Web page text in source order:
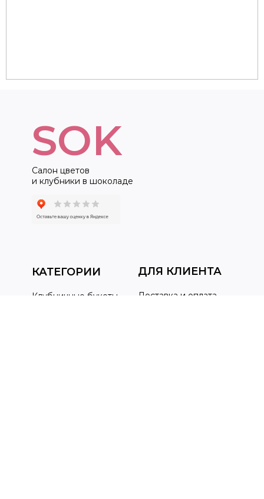
Салон цветов
и клубники в шоколаде
КАТЕГОРИИ ДЛЯ КЛИЕНТА
Клубничные букеты Доставка и оплата
SOK